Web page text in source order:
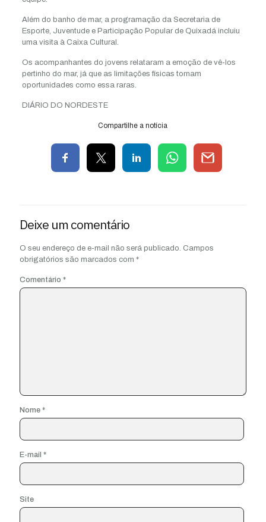
Além do banho de mar, a programação da Secretaria de
Esporte, Juventude e Participação Popular de Quixadá incluiu
uma visita à Caixa Cultural.
Os acompanhantes do jovens relataram a emoção de vê-los
pertinho do mar, já que as limitações físicas tornam
oportunidades como essa raras.
DIÁRIO DO NORDESTE
Compartilhe a notícia
Deixe um comentário
O seu endereço de e-mail não será publicado. Campos
obrigatórios são marcados com *
Comentário *
Nome *
E-mail *
Site